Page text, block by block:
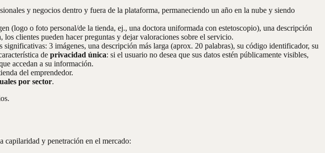
y negocios dentro y fuera de la plataforma, permaneciendo un año en la nube y siendo
(logo o foto personal/de la tienda, ej., una doctora uniformada con estetoscopio), una descripción
clientes pueden hacer preguntas y dejar valoraciones sobre el servicio.
3 imágenes, una descripción más larga (aprox. 20 palabras), su código identificador, su
de privacidad única: si el usuario no desea que sus datos estén públicamente visibles,
accedan a su información.
del emprendedor.
por sector.
capilaridad y penetración en el mercado: